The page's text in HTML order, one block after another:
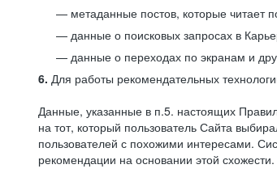
метаданные постов, которые читает
данные о поисковых запросах в
данные о переходах по экранам и
6. Для работы рекомендательных
Данные, указанные в п.5. настоящих
на тот, который пользователь Сайта
пользователей с похожими интересами.
рекомендации на основании этой схожести.